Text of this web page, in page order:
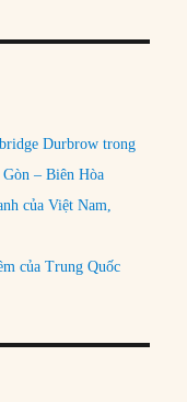
Durbrow trong
– Biên Hòa
của Việt Nam,
của Trung Quốc